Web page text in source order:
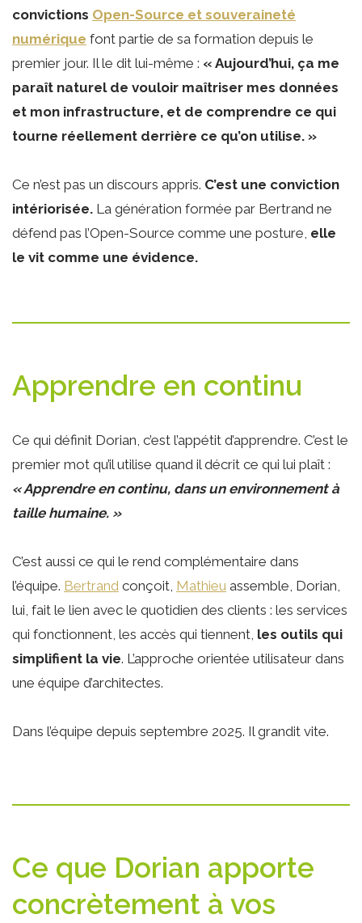
convictions Open-Source et souveraineté
numérique font partie de sa formation depuis le
premier jour. Il le dit lui-même : « Aujourd’hui, ça me
paraît naturel de vouloir maîtriser mes données
et mon infrastructure, et de comprendre ce qui
tourne réellement derrière ce qu’on utilise. »
Ce n’est pas un discours appris. C’est une conviction
intériorisée. La génération formée par Bertrand ne
défend pas l’Open-Source comme une posture, elle
le vit comme une évidence.
Apprendre en continu
Ce qui définit Dorian, c’est l’appétit d’apprendre. C’est le
premier mot qu’il utilise quand il décrit ce qui lui plaît :
« Apprendre en continu, dans un environnement à
taille humaine. »
C’est aussi ce qui le rend complémentaire dans
l’équipe. Bertrand conçoit, Mathieu assemble, Dorian,
lui, fait le lien avec le quotidien des clients : les services
qui fonctionnent, les accès qui tiennent, les outils qui
simplifient la vie. L’approche orientée utilisateur dans
une équipe d’architectes.
Dans l’équipe depuis septembre 2025. Il grandit vite.
Ce que Dorian apporte
concrètement à vos